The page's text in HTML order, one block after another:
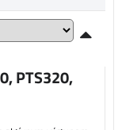
PTS320,